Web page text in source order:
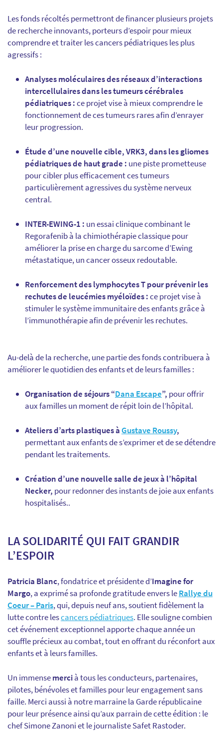
Les fonds récoltés permettront de financer plusieurs projets
de recherche innovants, porteurs d’espoir pour mieux
comprendre et traiter les cancers pédiatriques les plus
agressifs :
Analyses moléculaires des réseaux d’interactions
intercellulaires dans les tumeurs cérébrales
pédiatriques :ce projet vise à mieux comprendre le
fonctionnement de ces tumeurs rares afin d’enrayer
leur progression.
Étude d’une nouvelle cible, VRK3, dans les gliomes
pédiatriques de haut grade : une piste prometteuse
pour cibler plus efficacement ces tumeurs
particulièrement agressives du système nerveux
central.
INTER-EWING-1 : un essai clinique combinant le
Regorafenib à la chimiothérapie classique pour
améliorer la prise en charge du sarcome d’Ewing
métastatique, un cancer osseux redoutable.
Renforcement des lymphocytes T pour prévenir les
rechutes de leucémies myéloïdes :ce projet vise à
stimuler le système immunitaire des enfants grâce à
l’immunothérapie afin de prévenir les rechutes.
Au-delà de la recherche, une partie des fonds contribuera à
améliorer le quotidien des enfants et de leurs familles :
Organisation de séjours “Dana Escape”, pour offrir
aux familles un moment de répit loin de l’hôpital.
Ateliers d’arts plastiques àGustave Roussy,
permettant aux enfants de s’exprimer et de se détendre
pendant les traitements.
Création d’une nouvelle salle de jeux à l’hôpital
Necker, pour redonner des instants de joie aux enfants
hospitalisés..
LA SOLIDARITÉ QUI FAIT GRANDIR
L’ESPOIR
Patricia Blanc, fondatrice et présidente d’Imagine for
Margo, a exprimé sa profonde gratitude envers leRallye du
Coeur – Paris, qui, depuis neuf ans, soutient fidèlement la
lutte contre lescancers pédiatriques. Elle souligne combien
cet événement exceptionnel apporte chaque année un
souffle précieux au combat, tout en offrant du réconfort aux
enfants et à leurs familles.
Un immensemercià tous les conducteurs, partenaires,
pilotes, bénévoles et familles pour leur engagement sans
faille. Merci aussi à notre marraine la Garde républicaine
pour leur présence ainsi qu’aux parrain de cette édition : le
chef Simone Zanoni et le journaliste Safet Rastoder.